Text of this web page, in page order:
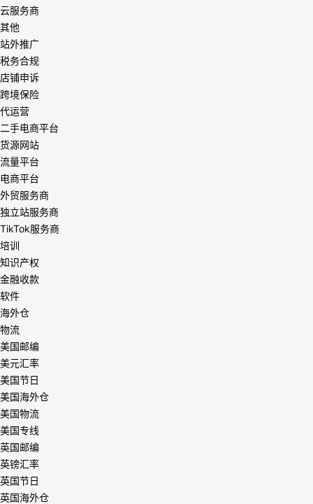
云服务商
其他
站外推广
税务合规
店铺申诉
跨境保险
代运营
二手电商平台
货源网站
流量平台
电商平台
外贸服务商
独立站服务商
TikTok服务商
培训
知识产权
金融收款
软件
海外仓
物流
美国邮编
美元汇率
美国节日
美国海外仓
美国物流
美国专线
英国邮编
英镑汇率
英国节日
英国海外仓